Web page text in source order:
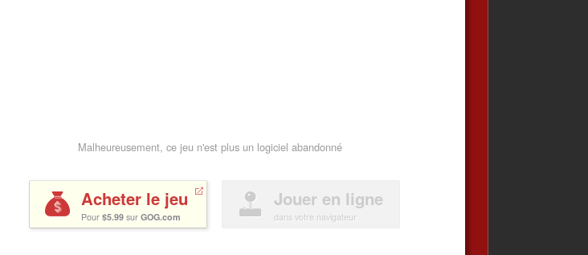
Malheureusement, ce jeu n'est plus un logiciel abandonné
Acheter le jeu
Pour $5.99 sur GOG.com
Jouer en ligne
dans votre navigateur